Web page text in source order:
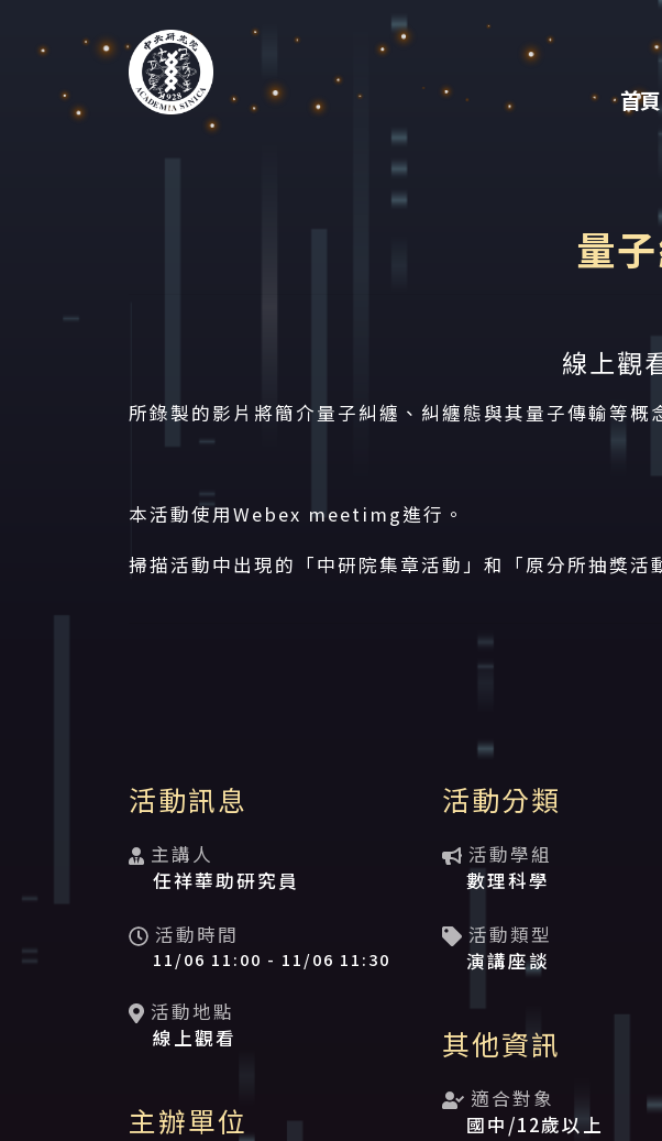
首頁
2021中研院院區開放 活動名稱
量
線上觀
所錄製的影片將簡介量子糾纏、糾纏態與其量子傳輸等
本活動使用Webex meetimg進行。
掃描活動中出現的「中研院集章活動」和「原分所抽獎
活動資訊
活動訊息
主講人
任祥華助研究員
活動時間
11/06 11:00 - 11/06 11:30
活動地點
線上觀看
主辦單位
活動分類
活動學組
數理科學
活動類型
演講座談
其他資訊
適合對象
國中/12歲以上